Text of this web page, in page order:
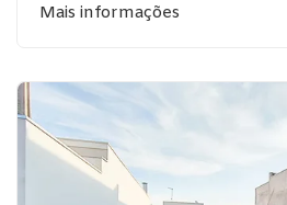
Mais informações